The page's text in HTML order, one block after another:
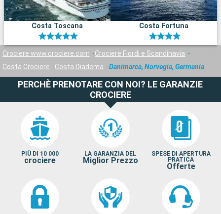
Costa Toscana Costa Fortuna
Crociere www.crociere.com
Crociere Fiordi e Scandinavia
Costa Crociere
Costa Diadema Danimarca, Norvegia, Germania
PERCHÈ PRENOTARE CON NOI? LE GARANZIE
CROCIERE
PIÙ DI 10 000
crociere
LA GARANZIA DEL
Miglior Prezzo
SPESE DI APERTURA
PRATICA
Offerte